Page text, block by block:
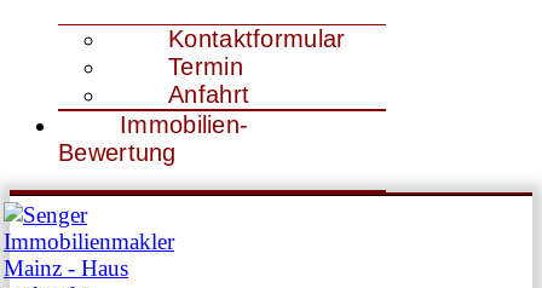
Kontaktformular
Termin
Anfahrt
Immobilien-
Bewertung